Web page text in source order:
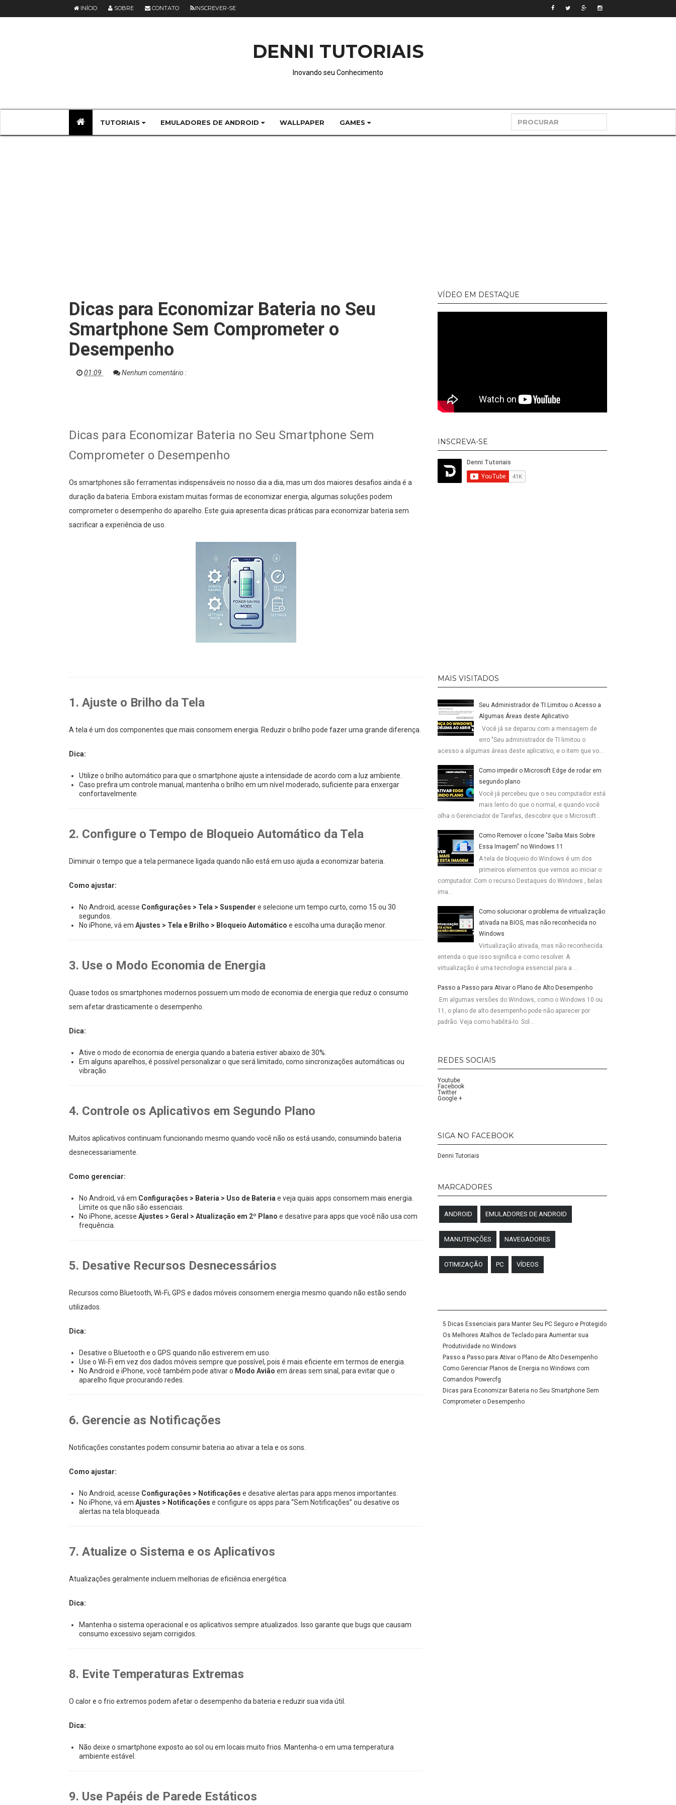
INÍCIO SOBRE CONTATO INSCREVER-SE
DENNI TUTORIAIS
Inovando seu Conhecimento
TUTORIAIS EMULADORES DE ANDROID WALLPAPER GAMES
Dicas para Economizar Bateria no Seu
Smartphone Sem Comprometer o
Desempenho
01:09 Nenhum comentário :
Dicas para Economizar Bateria no Seu Smartphone Sem
Comprometer o Desempenho
Os smartphones são ferramentas indispensáveis no nosso dia a dia, mas um dos maiores desafios ainda é a
duração da bateria. Embora existam muitas formas de economizar energia, algumas soluções podem
comprometer o desempenho do aparelho. Este guia apresenta dicas práticas para economizar bateria sem
sacrificar a experiência de uso.
1. Ajuste o Brilho da Tela
A tela é um dos componentes que mais consomem energia. Reduzir o brilho pode fazer uma grande diferença.
Dica:
Utilize o brilho automático para que o smartphone ajuste a intensidade de acordo com a luz ambiente.
Caso prefira um controle manual, mantenha o brilho em um nível moderado, suficiente para enxergar
confortavelmente.
2. Configure o Tempo de Bloqueio Automático da Tela
Diminuir o tempo que a tela permanece ligada quando não está em uso ajuda a economizar bateria.
Como ajustar:
No Android, acesse Configurações > Tela > Suspender e selecione um tempo curto, como 15 ou 30
segundos.
No iPhone, vá em Ajustes > Tela e Brilho > Bloqueio Automático e escolha uma duração menor.
3. Use o Modo Economia de Energia
Quase todos os smartphones modernos possuem um modo de economia de energia que reduz o consumo
sem afetar drasticamente o desempenho.
Dica:
Ative o modo de economia de energia quando a bateria estiver abaixo de 30%.
Em alguns aparelhos, é possível personalizar o que será limitado, como sincronizações automáticas ou
vibração.
4. Controle os Aplicativos em Segundo Plano
Muitos aplicativos continuam funcionando mesmo quando você não os está usando, consumindo bateria
desnecessariamente.
Como gerenciar:
No Android, vá em Configurações > Bateria > Uso de Bateria e veja quais apps consomem mais energia.
Limite os que não são essenciais.
No iPhone, acesse Ajustes > Geral > Atualização em 2º Plano e desative para apps que você não usa com
frequência.
5. Desative Recursos Desnecessários
Recursos como Bluetooth, Wi-Fi, GPS e dados móveis consomem energia mesmo quando não estão sendo
utilizados.
Dica:
Desative o Bluetooth e o GPS quando não estiverem em uso.
Use o Wi-Fi em vez dos dados móveis sempre que possível, pois é mais eficiente em termos de energia.
No Android e iPhone, você também pode ativar o Modo Avião em áreas sem sinal, para evitar que o
aparelho fique procurando redes.
6. Gerencie as Notificações
Notificações constantes podem consumir bateria ao ativar a tela e os sons.
Como ajustar:
No Android, acesse Configurações > Notificações e desative alertas para apps menos importantes.
No iPhone, vá em Ajustes > Notificações e configure os apps para “Sem Notificações” ou desative os
alertas na tela bloqueada.
7. Atualize o Sistema e os Aplicativos
Atualizações geralmente incluem melhorias de eficiência energética.
Dica:
Mantenha o sistema operacional e os aplicativos sempre atualizados. Isso garante que bugs que causam
consumo excessivo sejam corrigidos.
8. Evite Temperaturas Extremas
O calor e o frio extremos podem afetar o desempenho da bateria e reduzir sua vida útil.
Dica:
Não deixe o smartphone exposto ao sol ou em locais muito frios. Mantenha-o em uma temperatura
ambiente estável.
9. Use Papéis de Parede Estáticos
VÍDEO EM DESTAQUE
INSCREVA-SE
MAIS VISITADOS
Seu Administrador de TI Limitou o Acesso a
Algumas Áreas deste Aplicativo
Você já se deparou com a mensagem de
erro "Seu administrador de TI limitou o
acesso a algumas áreas deste aplicativo, e o item que vo...
Como impedir o Microsoft Edge de rodar em
segundo plano
Você já percebeu que o seu computador está
mais lento do que o normal, e quando você
olha o Gerenciador de Tarefas, descobre que o Microsoft...
Como Remover o Ícone "Saiba Mais Sobre
Essa Imagem" no Windows 11
A tela de bloqueio do Windows é um dos
primeiros elementos que vemos ao iniciar o
computador. Com o recurso Destaques do Windows , belas
ima...
Como solucionar o problema de virtualização
ativada na BIOS, mas não reconhecida no
Windows
Virtualização ativada, mas não reconhecida:
entenda o que isso significa e como resolver. A
virtualização é uma tecnologia essencial para a ...
Passo a Passo para Ativar o Plano de Alto Desempenho
Em algumas versões do Windows, como o Windows 10 ou
11, o plano de alto desempenho pode não aparecer por
padrão. Veja como habilitá-lo: Sol...
REDES SOCIAIS
Youtube
Facebook
Twitter
Google +
SIGA NO FACEBOOK
Denni Tutoriais
MARCADORES
ANDROID EMULADORES DE ANDROID
MANUTENÇÕES NAVEGADORES
OTIMIZAÇÃO PC VÍDEOS
5 Dicas Essenciais para Manter Seu PC Seguro e Protegido
Os Melhores Atalhos de Teclado para Aumentar sua
Produtividade no Windows
Passo a Passo para Ativar o Plano de Alto Desempenho
Como Gerenciar Planos de Energia no Windows com
Comandos Powercfg
Dicas para Economizar Bateria no Seu Smartphone Sem
Comprometer o Desempenho